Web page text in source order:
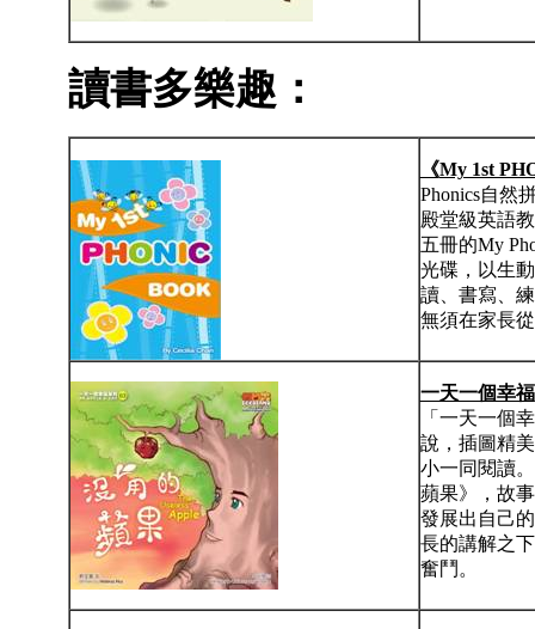
讀書多樂趣：
《My 1st
Phonics自然
殿堂級英語
五冊的My
光碟，以生
讀、書寫、
無須在家長
一天一個幸福
「一天一個
說，插圖精
小一同閱讀
蘋果》，故
發展出自己
長的講解之
奮鬥。